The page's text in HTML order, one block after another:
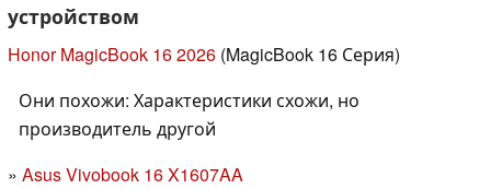
устройством
Honor MagicBook 16 2026 (MagicBook 16 Серия)
Они похожи: Характеристики схожи, но
производитель другой
Asus Vivobook 16 X1607AA